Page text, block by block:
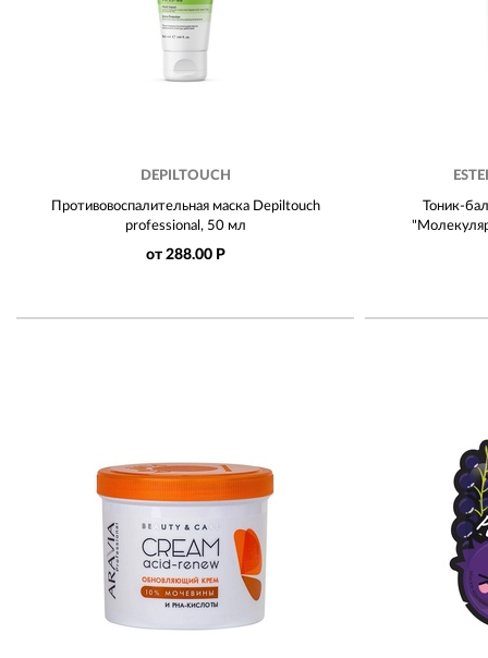
DEPILTOUCH
Противовоспалительная маска Depiltouch
professional, 50 мл
от 288.00 Р
Тоник-